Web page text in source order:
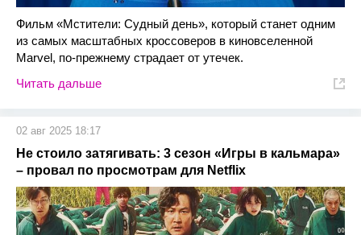
Фильм «Мстители: Судный день», который станет одним
из самых масштабных кроссоверов в киновселенной
Marvel, по-прежнему страдает от утечек.
Читать дальше
02 авг 2025 18:17
Не стоило затягивать: 3 сезон «Игры в кальмара»
– провал по просмотрам для Netflix